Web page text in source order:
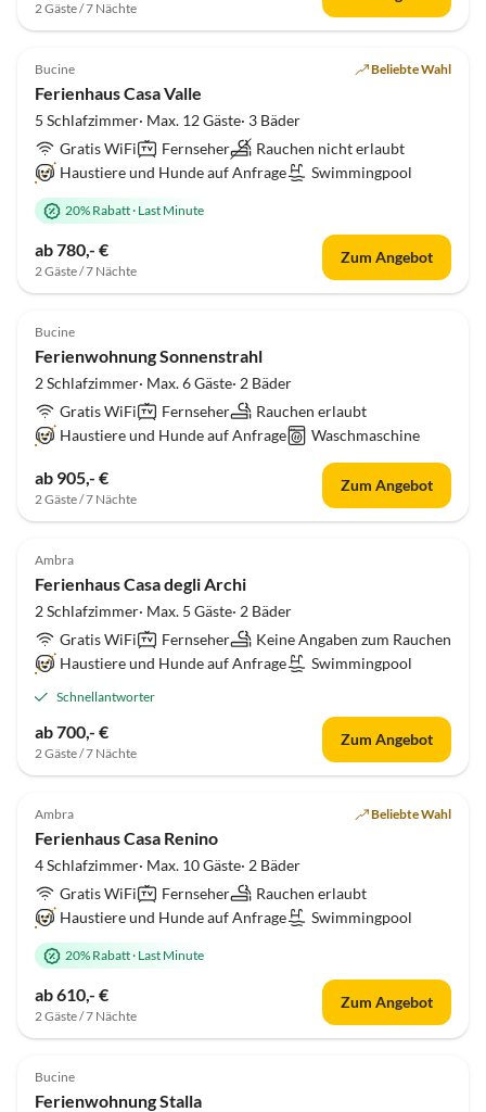
2 Gäste / 7 Nächte
Top-Inserat
Bucine Beliebte Wahl
Ferienhaus Casa Valle
5 Schlafzimmer· Max. 12 Gäste· 3 Bäder
Gratis WiFi
Fernseher
Rauchen nicht erlaubt
Haustiere und Hunde auf Anfrage
Swimmingpool
20% Rabatt· Last Minute
ab 780,- €
2 Gäste / 7 Nächte
Zum Angebot
Bucine
Ferienwohnung Sonnenstrahl
2 Schlafzimmer· Max. 6 Gäste· 2 Bäder
Gratis WiFi
Fernseher
Rauchen erlaubt
Haustiere und Hunde auf Anfrage
Waschmaschine
ab 905,- €
2 Gäste / 7 Nächte
Zum Angebot
Ambra
Ferienhaus Casa degli Archi
2 Schlafzimmer· Max. 5 Gäste· 2 Bäder
Gratis WiFi
Fernseher
Keine Angaben zum Rauchen
Haustiere und Hunde auf Anfrage
Swimmingpool
Schnellantworter
ab 700,- €
2 Gäste / 7 Nächte
Zum Angebot
Top-Inserat
Ambra Beliebte Wahl
Ferienhaus Casa Renino
4 Schlafzimmer· Max. 10 Gäste· 2 Bäder
Gratis WiFi
Fernseher
Rauchen erlaubt
Haustiere und Hunde auf Anfrage
Swimmingpool
20% Rabatt· Last Minute
ab 610,- €
2 Gäste / 7 Nächte
Zum Angebot
Bucine
Ferienwohnung Stalla